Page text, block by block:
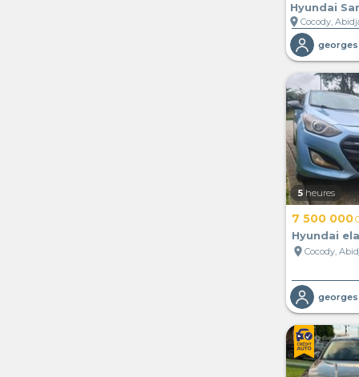
Hyundai
location_on Cocody,
5 heures
7 500 000
Hyundai
location_on Cocody,